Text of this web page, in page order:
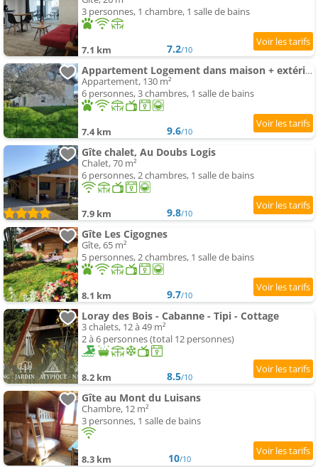
3 personnes, 1 chambre, 1 salle de bains
7.1 km 7.2/10
Appartement Logement dans maison + extérieur
Appartement, 130 m²
6 personnes, 3 chambres, 1 salle de bains
7.4 km 9.6/10
Gîte chalet, Au Doubs Logis
Chalet, 70 m²
6 personnes, 2 chambres, 1 salle de bains
7.9 km 9.8/10
Gîte Les Cigognes
Gîte, 65 m²
5 personnes, 2 chambres, 1 salle de bains
8.1 km 9.7/10
Loray des Bois - Cabanne - Tipi - Cottage
3 chalets, 12 à 49 m²
2 à 6 personnes (total 12 personnes)
8.2 km 8.5/10
Gîte au Mont du Luisans
Chambre, 12 m²
3 personnes, 1 salle de bains
8.3 km 10/10